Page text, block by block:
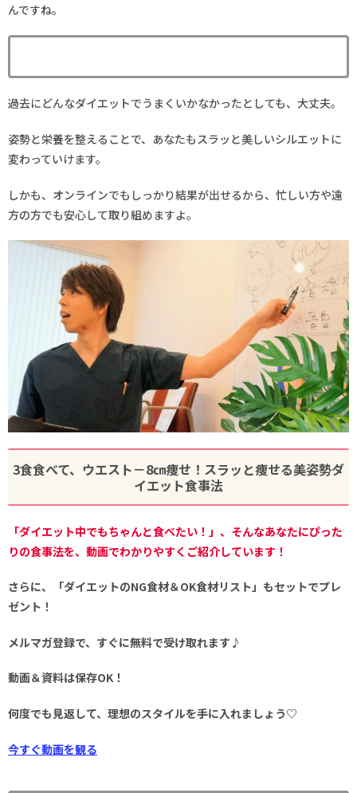
んですね。
過去にどんなダイエットでうまくいかなかったとしても、大丈夫。
姿勢と栄養を整えることで、あなたもスラッと美しいシルエットに
変わっていけます。
しかも、オンラインでもしっかり結果が出せるから、忙しい方や遠
方の方でも安心して取り組めますよ。
3食食べて、ウエスト－8㎝痩せ！スラッと痩せる美姿勢ダ
イエット食事法
「ダイエット中でもちゃんと食べたい！」、そんなあなたにぴった
りの食事法を、動画でわかりやすくご紹介しています！
さらに、 「ダイエットのNG食材＆OK食材リスト」 もセットでプレ
ゼント！
メルマガ登録で、すぐに無料で受け取れます♪
動画＆資料は保存OK！
何度でも見返して、理想のスタイルを手に入れましょう♡
今すぐ動画を観る